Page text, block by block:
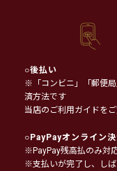
○後払い
※「コンビニ」「郵便
済方法です
当店のご利用ガイドを
○PayPayオンライン
※PayPay残高払のみ対
※支払いが完了し、し